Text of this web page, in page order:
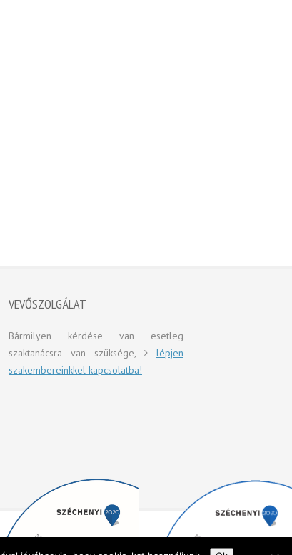
VEVŐSZOLGÁLAT
Bármilyen kérdése van esetleg
szaktanácsra van szüksége,
lépjen
szakembereinkkel kapcsolatba!